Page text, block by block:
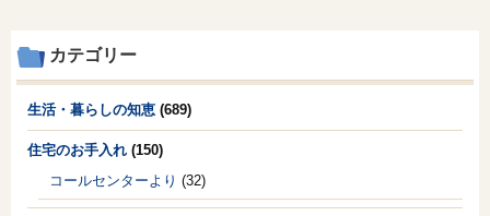
カテゴリー
生活・暮らしの知恵 (689)
住宅のお手入れ (150)
コールセンターより (32)